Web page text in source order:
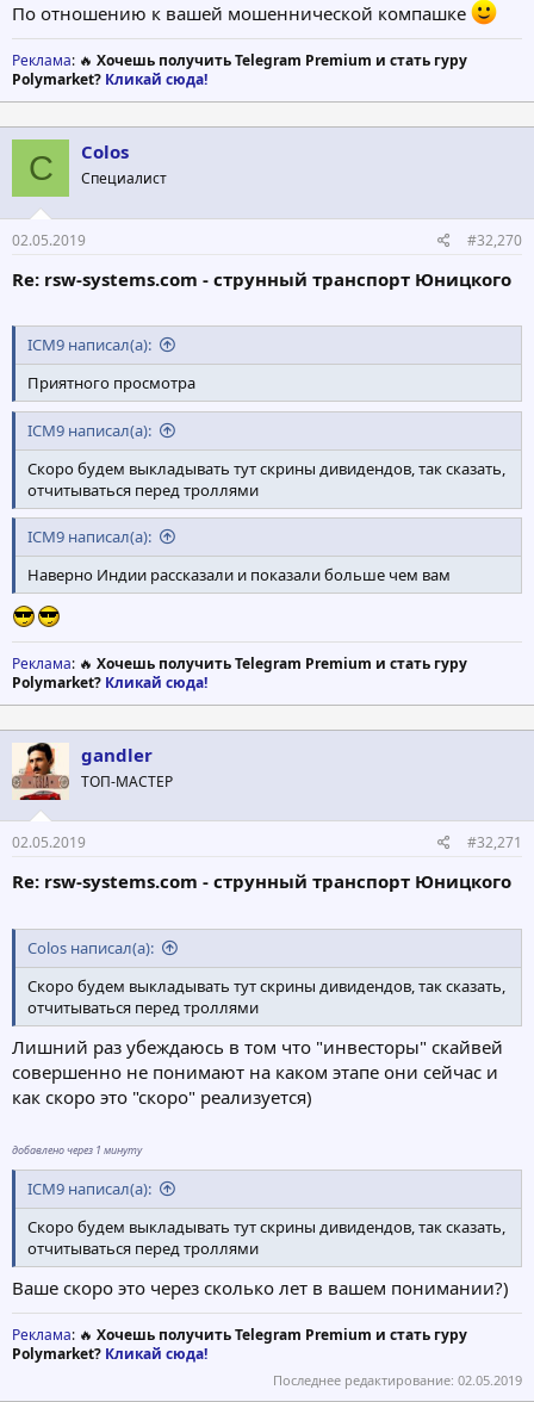
По отношению к вашей мошеннической компашке
Реклама: 🔥 Хочешь получить Telegram Premium и стать гуру
Polymarket? Кликай сюда!
C Colos
Специалист
02.05.2019 #32,270
Re: rsw-systems.com - струнный транспорт Юницкого
ICM9 написал(а):
Приятного просмотра
ICM9 написал(а):
Скоро будем выкладывать тут скрины дивидендов, так сказать,
отчитываться перед троллями
ICM9 написал(а):
Наверно Индии рассказали и показали больше чем вам
Реклама: 🔥 Хочешь получить Telegram Premium и стать гуру
Polymarket? Кликай сюда!
gandler
ТОП-МАСТЕР
02.05.2019 #32,271
Re: rsw-systems.com - струнный транспорт Юницкого
Colos написал(а):
Скоро будем выкладывать тут скрины дивидендов, так сказать,
отчитываться перед троллями
Лишний раз убеждаюсь в том что "инвесторы" скайвей
совершенно не понимают на каком этапе они сейчас и
как скоро это "скоро" реализуется)
добавлено через 1 минуту
ICM9 написал(а):
Скоро будем выкладывать тут скрины дивидендов, так сказать,
отчитываться перед троллями
Ваше скоро это через сколько лет в вашем понимании?)
Реклама: 🔥 Хочешь получить Telegram Premium и стать гуру
Polymarket? Кликай сюда!
Последнее редактирование: 02.05.2019